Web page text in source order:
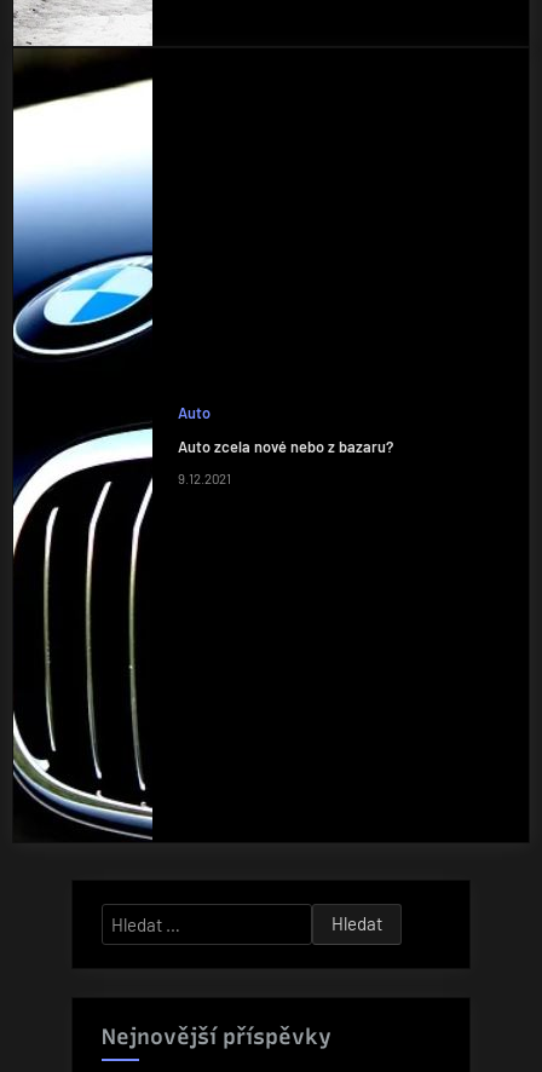
Auto
Auto zcela nové nebo z bazaru?
9.12.2021
Vyhledávání
Nejnovější příspěvky